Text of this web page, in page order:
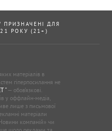
ПРИЗНАЧЕНІ ДЛЯ
РОКУ (21+)
матеріалів в
гіперпосилання не
"— обов’язкові.
у оффлайн-медіа,
лише з письмової
матеріали
компаній» чи